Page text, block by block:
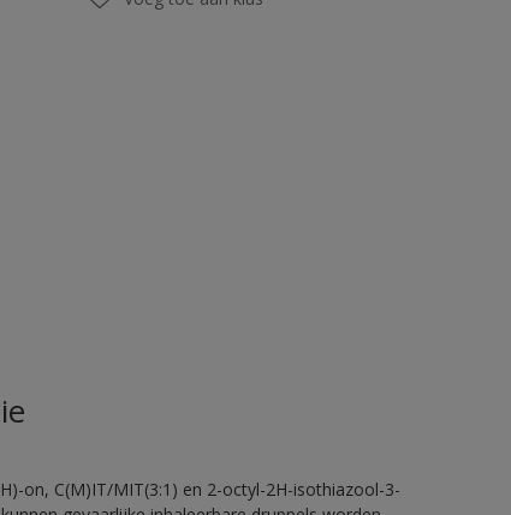
on, C(M)IT/MIT(3:1) en 2-octyl-2H-isothiazool-3-